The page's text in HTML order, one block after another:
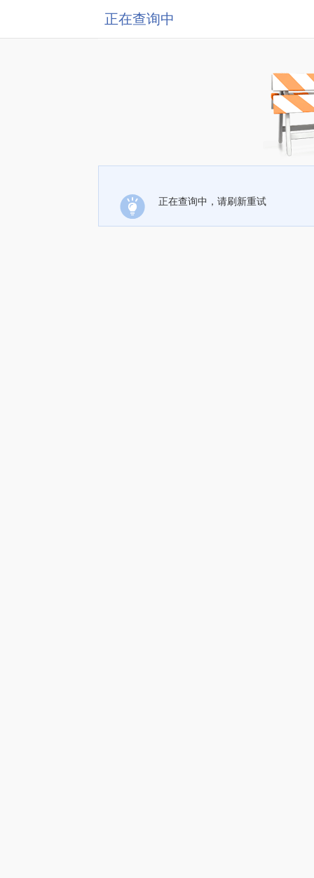
正在查询中
正在查询中，请刷新重试